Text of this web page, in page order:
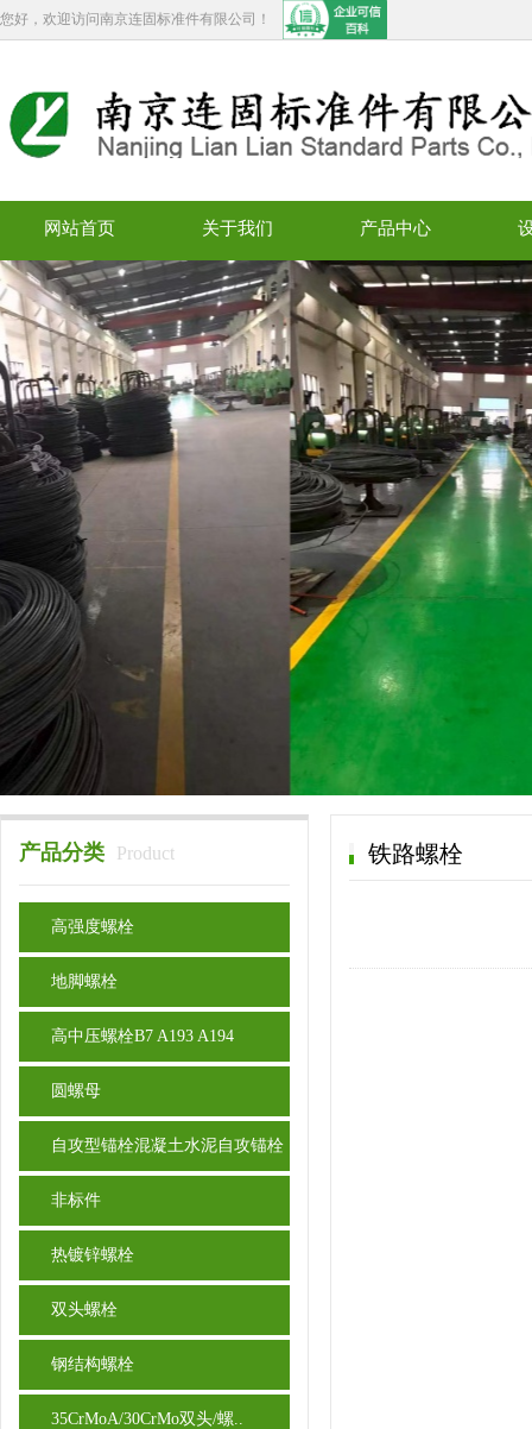
您好，欢迎访问南京连固标准件有限公司！
网站首页 关于我们 产品中心
产品分类 Product
高强度螺栓
地脚螺栓
高中压螺栓B7 A193 A194
圆螺母
自攻型锚栓混凝土水泥自攻锚栓
非标件
热镀锌螺栓
双头螺栓
钢结构螺栓
35CrMoA/30CrMo双头/螺..
铁路螺栓